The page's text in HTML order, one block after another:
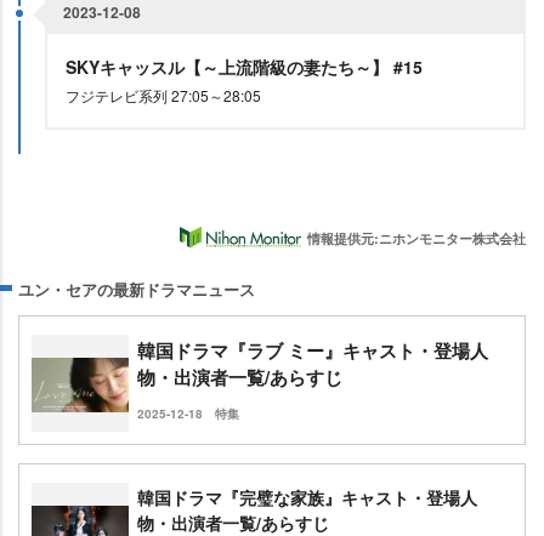
2023-12-08
SKYキャッスル【～上流階級の妻たち～】 #15
フジテレビ系列 27:05～28:05
情報提供元:ニホンモニター株式会社
ユン・セアの最新ドラマニュース
韓国ドラマ『ラブ ミー』キャスト・登場人
物・出演者一覧/あらすじ
2025-12-18 特集
韓国ドラマ『完璧な家族』キャスト・登場人
物・出演者一覧/あらすじ